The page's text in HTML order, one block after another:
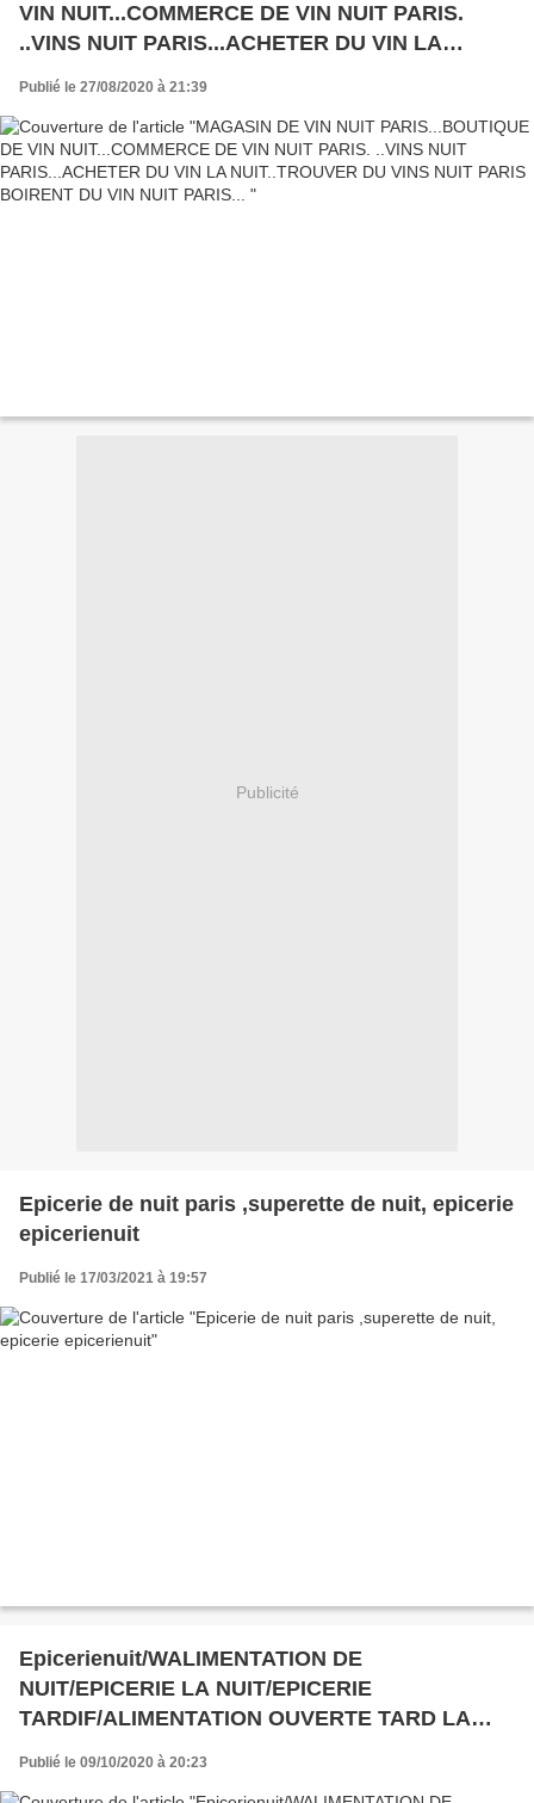
VIN NUIT...COMMERCE DE VIN NUIT PARIS.
..VINS NUIT PARIS...ACHETER DU VIN LA
NUIT..TROUVER DU VINS NUIT PARIS BOIRENT
Publié le 27/08/2020 à 21:39
Publicité
Epicerie de nuit paris ,superette de nuit, epicerie
epicerienuit
Publié le 17/03/2021 à 19:57
Epicerienuit/WALIMENTATION DE
NUIT/EPICERIE LA NUIT/EPICERIE
TARDIF/ALIMENTATION OUVERTE TARD LA
NUIT/DELANDER CATTE DE PARIS/OFFICE DE
Publié le 09/10/2020 à 20:23